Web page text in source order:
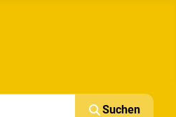
Suchen